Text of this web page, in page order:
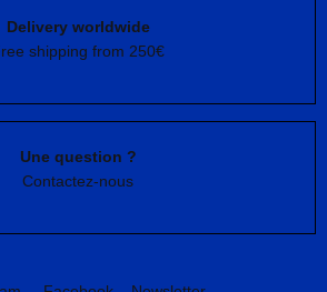
Delivery worldwide
shipping from 250€
Une question ?
Contactez-nous